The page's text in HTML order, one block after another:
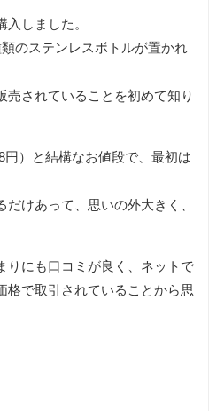
しました。
のステンレスボトルが置かれ
されていることを初めて知り
）と結構なお値段で、最初は
けあって、思いの外大きく、
りにも口コミが良く、ネットで
格で取引されていることから思